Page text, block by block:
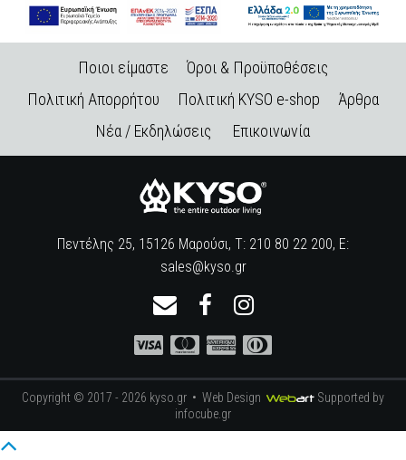
Ποιοι είμαστε
Όροι & Προϋποθέσεις
Πολιτική Απορρήτου
Πολιτική KYSO e-shop
Άρθρα
Νέα / Εκδηλώσεις
Επικοινωνία
Πεντέλης 25, 15126 Μαρούσι, Τ: 210 80 22 200, E:
sales@kyso.gr
Copyright © 2017 - 2026 kyso.gr • Web Design
Supported by
infocube.gr